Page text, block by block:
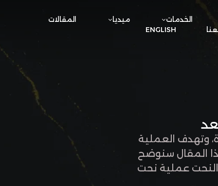
الخدمات ميديا
المقالات
ENGLISH
وتهدف العملية
المقال سنوضح
النحت عملية نحت